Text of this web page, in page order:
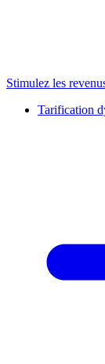
Stimulez les
Tarification